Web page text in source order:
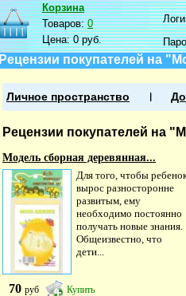
Корзина
Товаров:0
Цена:0 руб.
Рецензии покупателей на
Личное пространство
Рецензии покупателей на
Модель сборная деревянная...
Для того, чтобы
вырос разносторонне
развитым, ему
необходимо постоянно
получать новые знания.
Общеизвестно, что
дети...
70 руб Купить